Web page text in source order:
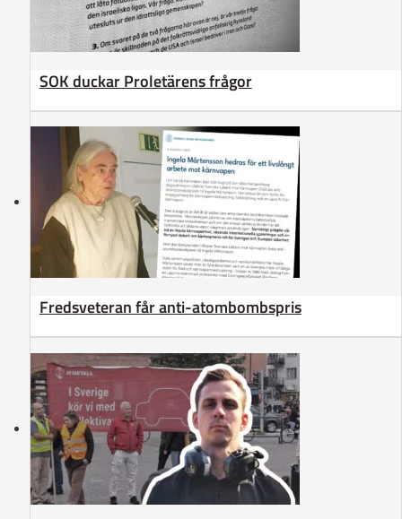
SOK duckar Proletärens frågor
Fredsveteran får anti-atombombspris